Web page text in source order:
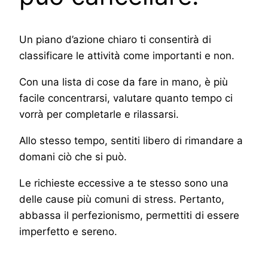
Un piano d’azione chiaro ti consentirà di
classificare le attività come importanti e non.
Con una lista di cose da fare in mano, è più
facile concentrarsi, valutare quanto tempo ci
vorrà per completarle e rilassarsi.
Allo stesso tempo, sentiti libero di rimandare a
domani ciò che si può.
Le richieste eccessive a te stesso sono una
delle cause più comuni di stress. Pertanto,
abbassa il perfezionismo, permettiti di essere
imperfetto e sereno.